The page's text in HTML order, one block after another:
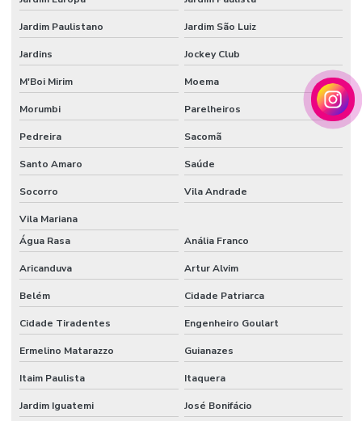
Veludo sintético
Vendedor de papel de seda atacado
Jardim Paulistano Jardim São Luiz
Jardins Jockey Club
M'Boi Mirim Moema
Morumbi Parelheiros
Pedreira Sacomã
Santo Amaro Saúde
Socorro Vila Andrade
Vila Mariana
Água Rasa
Anália Franco
Aricanduva Artur Alvim
Belém Cidade Patriarca
Cidade Tiradentes Engenheiro Goulart
Ermelino Matarazzo Guianazes
Itaim Paulista Itaquera
Jardim Iguatemi José Bonifácio